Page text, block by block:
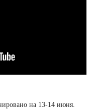
на 13-14 июня.